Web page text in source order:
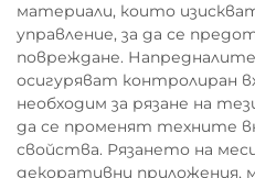
материали, които
управление, за да се
повреждане.
осигуряват контролиран
необходим за рязане на
да се променят техните
свойства. Рязането на
декоративни приложения,